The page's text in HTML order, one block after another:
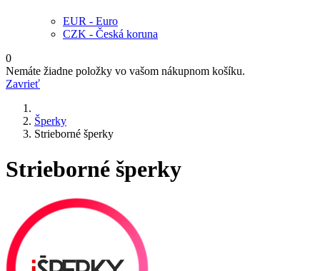
EUR - Euro
CZK - Česká koruna
0
Nemáte žiadne položky vo vašom nákupnom košíku.
Zavrieť
Šperky
Strieborné šperky
Strieborné šperky